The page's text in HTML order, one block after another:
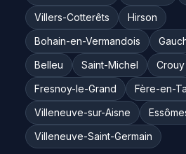
Villers-Cotterêts
Hirson
Bohain-en-Vermandois
Belleu
Saint-Michel
Crouy
Fresnoy-le-Grand
Fère-en-
Villeneuve-sur-Aisne
Villeneuve-Saint-Germain